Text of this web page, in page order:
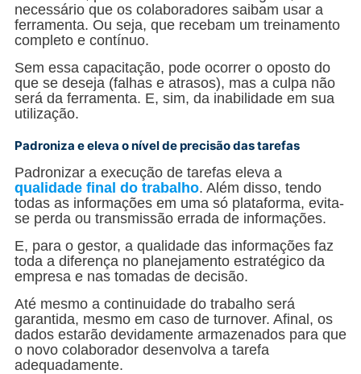
necessário que os colaboradores saibam usar a
ferramenta. Ou seja, que recebam um treinamento
completo e contínuo.
Sem essa capacitação, pode ocorrer o oposto do
que se deseja (falhas e atrasos), mas a culpa não
será da ferramenta. E, sim, da inabilidade em sua
utilização.
Padroniza e eleva o nível de precisão das tarefas
Padronizar a execução de tarefas eleva a
qualidade final do trabalho. Além disso, tendo
todas as informações em uma só plataforma, evita-
se perda ou transmissão errada de informações.
E, para o gestor, a qualidade das informações faz
toda a diferença no planejamento estratégico da
empresa e nas tomadas de decisão.
Até mesmo a continuidade do trabalho será
garantida, mesmo em caso de turnover. Afinal, os
dados estarão devidamente armazenados para que
o novo colaborador desenvolva a tarefa
adequadamente.